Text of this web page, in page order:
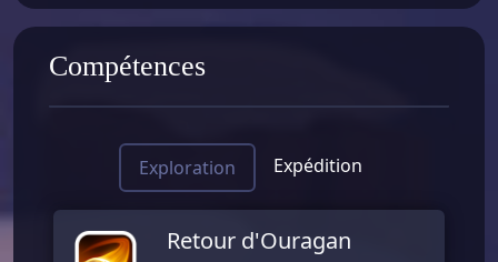
Compétences
Exploration Expédition
Retour d'Ouragan